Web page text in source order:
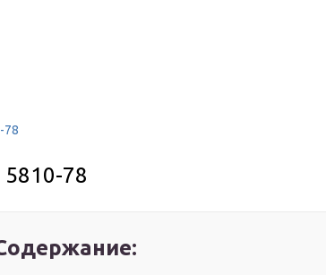
78
78